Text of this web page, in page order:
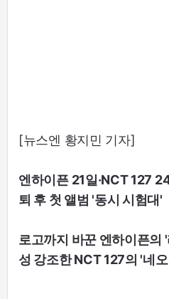
[뉴스엔 황지민 기자]
엔하이픈 21일·NCT 127
퇴 후 첫 앨범 '동시 시험대'
로고까지 바꾼 엔하이픈의
성 강조한 NCT 127의 '네오